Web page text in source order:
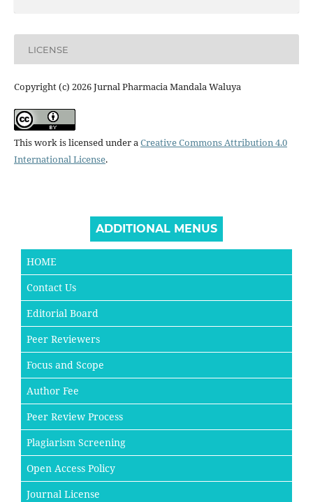
LICENSE
Copyright (c) 2026 Jurnal Pharmacia Mandala Waluya
This work is licensed under aCreative Commons Attribution 4.0
International License.
ADDITIONAL MENUS
HOME
Contact Us
Editorial Board
Peer Reviewers
Focus and Scope
Author Fee
Peer Review Process
Plagiarism Screening
Open Access Policy
Journal License